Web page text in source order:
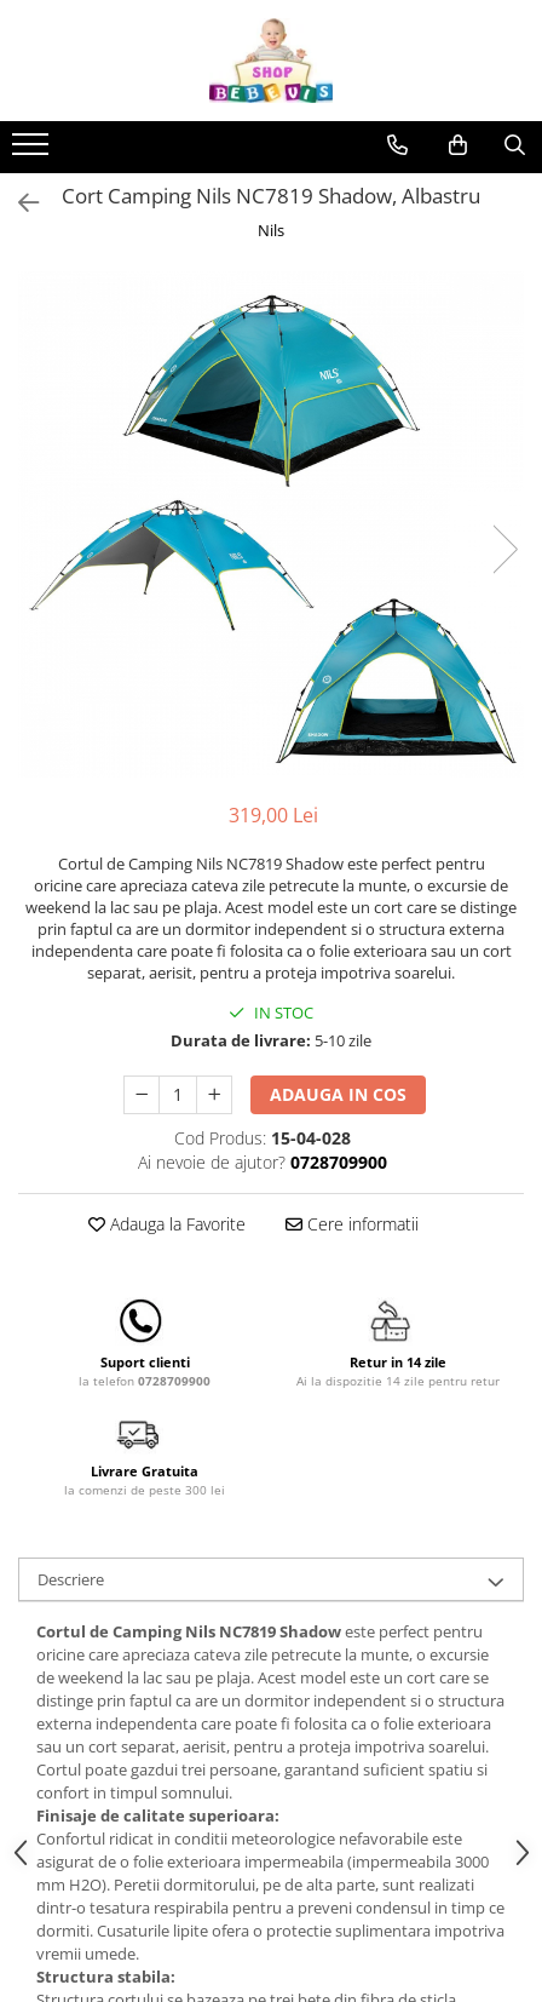
Carucioare copii
Carucioare copii sport
Carucioare copii 2in1
Accesorii carucioare copii
Huse ploaie si antiinsecte
Saci si invelitoare
Accesorii diverse carucioare
Landouri pentru bebelusi
Scaune auto copii
Camera copilului
Saltele mici
Saltele de la 120 x 60 cm
Saltele de la 140 x 70 cm
Saltele 127 x 63 cm
Lenjerii patut 140 x 70 cm
Baldachin patut
Perne copii si mamici
Bariere de protectie pat
Porti de siguranta
Dulap si cutii jucarii
Sac de dormit copii
Fotolii copii
Carusele patut
Mobilier Birou
Saltele de infasat
Scaun masa copii
La plimbare
Biciclete
Biciclete copii cu roti 10 inch (2-4
ani)
Biciclete copii cu roti 12 inch (3-6
ani)
Biciclete copii cu roti 14 inch (3-7
ani)
Cort Camping Nils NC7819 Shadow, Albastru
Nils
319,00 Lei
Cortul de Camping Nils NC7819 Shadow este perfect pentru
oricine care apreciaza cateva zile petrecute la munte, o excursie de
weekend la lac sau pe plaja. Acest model este un cort care se distinge
prin faptul ca are un dormitor independent si o structura externa
independenta care poate fi folosita ca o folie exterioara sau un cort
separat, aerisit, pentru a proteja impotriva soarelui.
IN STOC
Durata de livrare: 5-10 zile
ADAUGA IN COS
Cod Produs: 15-04-028
Ai nevoie de ajutor? 0728709900
Adauga la Favorite Cere informatii
Suport clienti
la telefon 0728709900
Retur in 14 zile
Ai la dispozitie 14 zile pentru retur
Livrare Gratuita
la comenzi de peste 300 lei
Descriere
Cortul de Camping Nils NC7819 Shadoweste perfect pentru
oricine care apreciaza cateva zile petrecute la munte, o excursie
de weekend la lac sau pe plaja. Acest model este un cort care se
distinge prin faptul ca are un dormitor independent si o structura
externa independenta care poate fi folosita ca o folie exterioara
sau un cort separat, aerisit, pentru a proteja impotriva soarelui.
Cortul poate gazdui trei persoane, garantand suficient spatiu si
confort in timpul somnului.
Finisaje de calitate superioara:
Confortul ridicat in conditii meteorologice nefavorabile este
asigurat de o folie exterioara impermeabila (impermeabila 3000
mm H2O). Peretii dormitorului, pe de alta parte, sunt realizati
dintr-o tesatura respirabila pentru a preveni condensul in timp ce
dormiti. Cusaturile lipite ofera o protectie suplimentara impotriva
vremii umede.
Structura stabila: